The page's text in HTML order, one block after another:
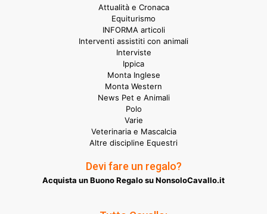
Attualità e Cronaca
Equiturismo
INFORMA articoli
Interventi assistiti con animali
Interviste
Ippica
Monta Inglese
Monta Western
News Pet e Animali
Polo
Varie
Veterinaria e Mascalcia
Altre discipline Equestri
Devi fare un regalo?
Acquista un Buono Regalo su NonsoloCavallo.it